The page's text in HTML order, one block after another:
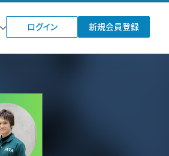
ログイン 新規会員登録